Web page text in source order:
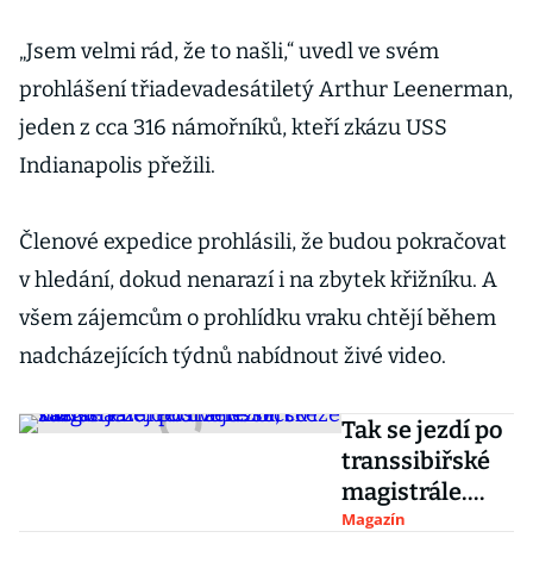
„Jsem velmi rád, že to našli,“ uvedl ve svém
prohlášení třiadevadesátiletý Arthur Leenerman,
jeden z cca 316 námořníků, kteří zkázu USS
Indianapolis přežili.
Členové expedice prohlásili, že budou pokračovat
v hledání, dokud nenarazí i na zbytek křižníku. A
všem zájemcům o prohlídku vraku chtějí během
nadcházejících týdnů nabídnout živé video.
Tak se jezdí po
transsibiřské
magistrále.
Podívejte se, co
Magazín